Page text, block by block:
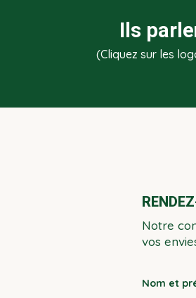
Ils
(Cliquez sur les
Notre
vos
Nom et